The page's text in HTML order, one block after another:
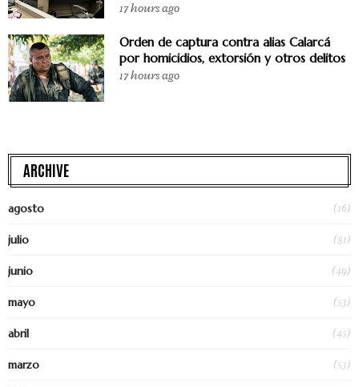
17 hours ago
Orden de captura contra alias Calarcá
por homicidios, extorsión y otros delitos
17 hours ago
ARCHIVE
agosto (16)
julio (81)
junio (49)
mayo (53)
abril (45)
marzo (53)